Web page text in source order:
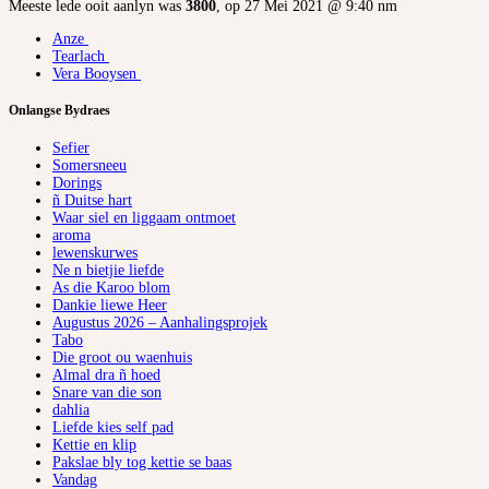
Meeste lede ooit aanlyn was 3800, op 27 Mei 2021 @ 9:40 nm
Anze
Tearlach
Vera Booysen
Onlangse Bydraes
Sefier
Somersneeu
Dorings
ñ Duitse hart
Waar siel en liggaam ontmoet
aroma
lewenskurwes
Ne n bietjie liefde
As die Karoo blom
Dankie liewe Heer
Augustus 2026 – Aanhalingsprojek
Tabo
Die groot ou waenhuis
Almal dra ñ hoed
Snare van die son
dahlia
Liefde kies self pad
Kettie en klip
Pakslae bly tog kettie se baas
Vandag